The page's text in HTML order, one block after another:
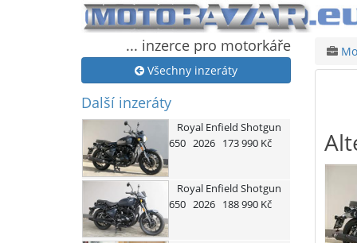
... inzerce pro motorkáře
Všechny inzeráty
Další inzeráty
Royal Enfield Shotgun
650 2026 173 990 Kč
Royal Enfield Shotgun
650 2026 188 990 Kč